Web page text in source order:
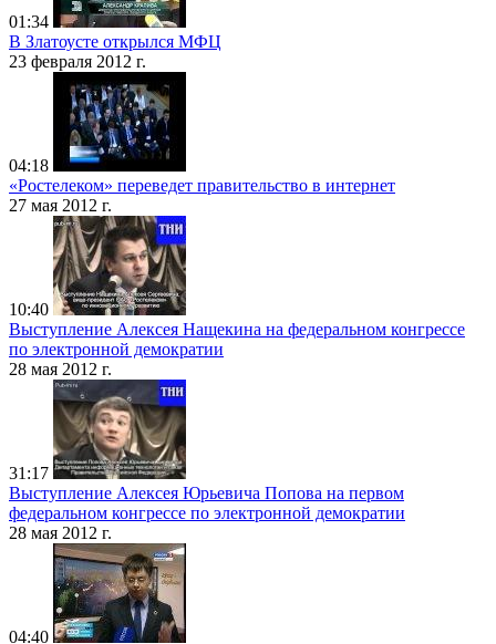
01:34
В Златоусте открылся МФЦ
23 февраля 2012 г.
04:18
«Ростелеком» переведет правительство в интернет
27 мая 2012 г.
10:40
Выступление Алексея Нащекина на федеральном конгрессе
по электронной демократии
28 мая 2012 г.
31:17
Выступление Алексея Юрьевича Попова на первом
федеральном конгрессе по электронной демократии
28 мая 2012 г.
04:40